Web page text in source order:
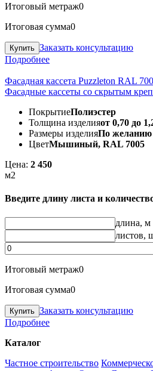
Итоговый метраж0
Итоговая сумма0
Заказать консультацию
Подробнее
Фасадная кассета Puzzleton RAL
Фасадные кассеты со скрытым
ПокрытиеПолиэстер
Толщина изделияот 0,70 до
Размеры изделияПо желанию
ЦветМышиный, RAL 7005
Цена: 2 450
м2
Введите длину листа и
длина, м
листов,
Итоговый метраж0
Итоговая сумма0
Заказать консультацию
Подробнее
Каталог
Частное строительство